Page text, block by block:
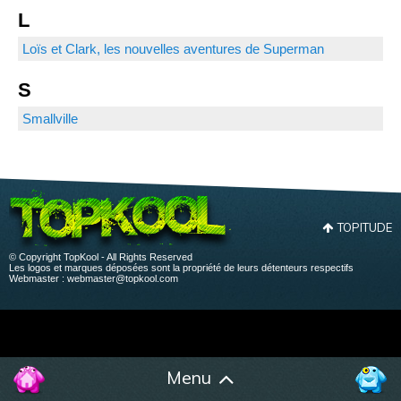
Menu
L
Loïs et Clark, les nouvelles aventures de Superman
S
Smallville
TOPITUDE
© Copyright TopKool - All Rights Reserved
Les logos et marques déposées sont la propriété de leurs détenteurs respectifs
Webmaster : webmaster@topkool.com